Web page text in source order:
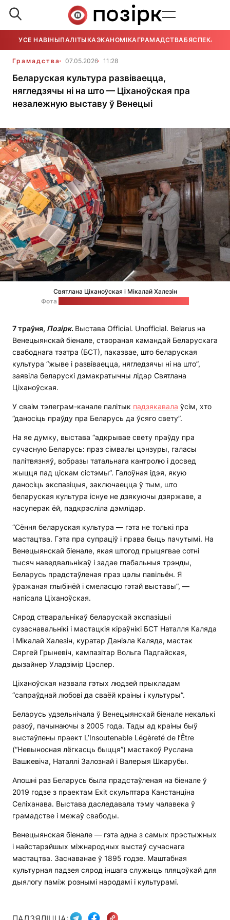
УСЕ НАВІНЫПАЛІТЫКАЭКАНОМІКАГРАМАДСТВАБЯСПЕКА
Грамадства 07.05.2026 11:28
Беларуская культура развіваецца,
нягледзячы ні на што — Ціханоўская пра
незалежную выставу ў Венецыі
Святлана Ціханоўская і Мікалай Халезін
Фота
7 траўня, Позірк. Выстава Official. Unofficial. Belarus на
Венецыянскай біенале, створаная камандай Беларускага
свабоднага тэатра (БСТ), паказвае, што беларуская
культура “жыве і развіваецца, нягледзячы ні на што”,
заявіла беларускі дэмакратычны лідар Святлана
Ціханоўская.
У сваім тэлеграм-канале палітык падзякавала ўсім, хто
“даносіць праўду пра Беларусь да ўсяго свету”.
На яе думку, выстава “адкрывае свету праўду пра
сучасную Беларусь: праз сімвалы цэнзуры, галасы
палітвязняў, вобразы татальнага кантролю і досвед
жыцця пад ціскам сістэмы”. Галоўная ідэя, якую
даносіць экспазіцыя, заключаецца ў тым, што
беларуская культура існуе не дзякуючы дзяржаве, а
насуперак ёй, падкрэсліла дэмлідар.
“Сёння беларуская культура — гэта не толькі пра
мастацтва. Гэта пра супраціў і права быць пачутымі. На
Венецыянскай біенале, якая штогод прыцягвае сотні
тысяч наведвальнікаў і задае глабальныя трэнды,
Беларусь прадстаўленая праз цэлы павільён. Я
ўражаная глыбінёй і смеласцю гэтай выставы”, —
напісала Ціханоўская.
Сярод стваральнікаў беларускай экспазіцыі
сузаснавальнікі і мастацкія кіраўнікі БСТ Наталля Каляда
і Мікалай Халезін, куратар Даніэла Каляда, мастак
Сяргей Грыневіч, кампазітар Вольга Падгайская,
дызайнер Уладзімір Цэслер.
Ціханоўская назвала гэтых людзей прыкладам
“сапраўднай любові да сваёй краіны і культуры”.
Беларусь удзельнічала ў Венецыянскай біенале некалькі
разоў, пачынаючы з 2005 года. Тады ад краіны быў
выстаўлены праект L’Insoutenable Légèreté de l’Être
(“Невыносная лёгкасць быцця”) мастакоў Руслана
Вашкевіча, Наталлі Залознай і Валерыя Шкарубы.
Апошні раз Беларусь была прадстаўленая на біенале ў
2019 годзе з праектам Exit скульптара Канстанціна
Селіханава. Выстава даследавала тэму чалавека ў
грамадстве і межаў свабоды.
Венецыянская біенале — гэта адна з самых прэстыжных
і найстарэйшых міжнародных выстаў сучаснага
мастацтва. Заснаванае ў 1895 годзе. Маштабная
культурная падзея сярод іншага служыць пляцоўкай для
дыялогу паміж рознымі народамі і культурамі.